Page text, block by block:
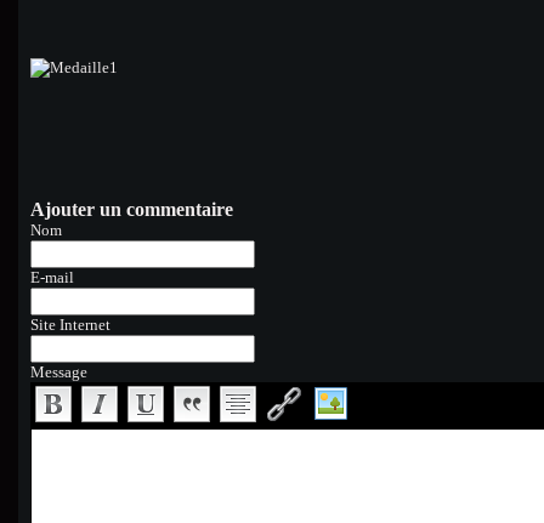
Ajouter un commentaire
Nom
E-mail
Site Internet
Message